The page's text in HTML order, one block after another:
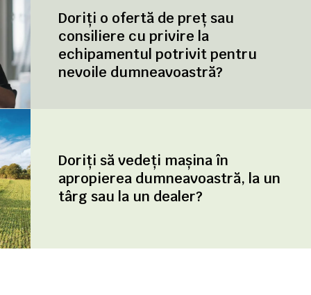
Doriți o ofertă de preț sau
consiliere cu privire la
echipamentul potrivit pentru
nevoile dumneavoastră?
Doriți să vedeți mașina în
apropierea dumneavoastră, la un
târg sau la un dealer?